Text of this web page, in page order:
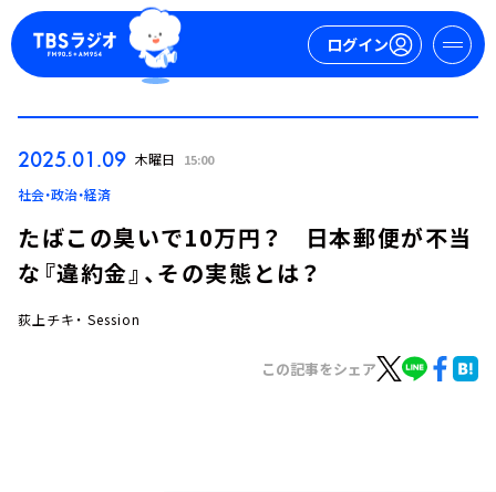
ログイン
2025.01.09 木曜日 15:00
社会・政治・経済
たばこの臭いで10万円？ 日本郵便が不当
な『違約金』、その実態とは？
荻上チキ・ Session
この記事をシェア